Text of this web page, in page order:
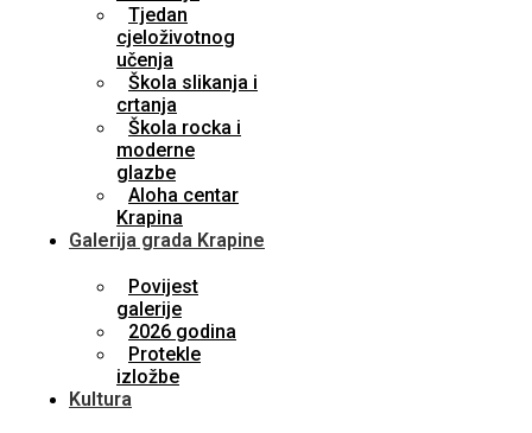
Tjedan
cjeloživotnog
učenja
Škola slikanja i
crtanja
Škola rocka i
moderne
glazbe
Aloha centar
Krapina
Galerija grada Krapine
Povijest
galerije
2026 godina
Protekle
izložbe
Kultura